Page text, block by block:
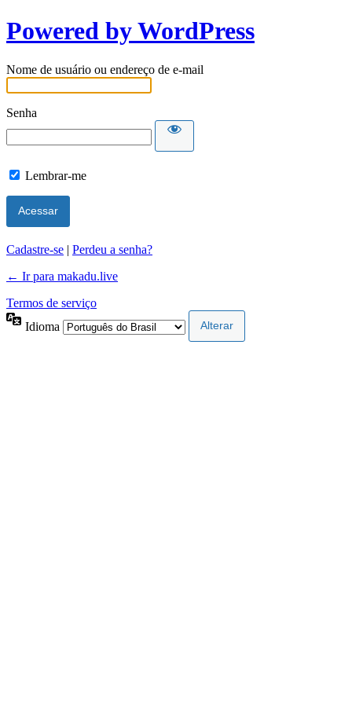
Powered by WordPress
Nome de usuário ou endereço de e-mail
Senha
Lembrar-me
Cadastre-se | Perdeu a senha?
← Ir para makadu.live
Termos de serviço
Idioma